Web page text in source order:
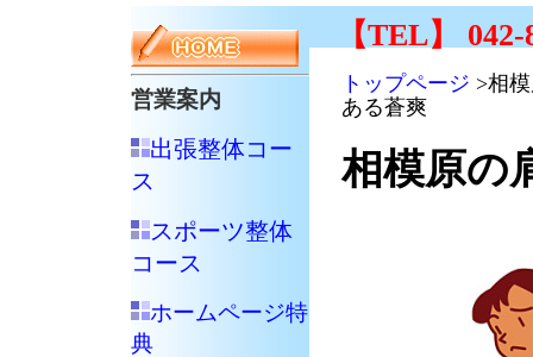
営業案内
出張整体コー
ス
スポーツ整体
コース
ホームページ特
典
【TEL】
トップページ >相
ある蒼爽
相模原の